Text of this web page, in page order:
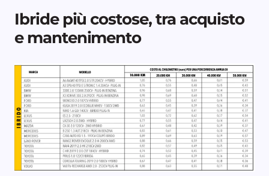
Ibride più costose, tra acquisto
e mantenimento